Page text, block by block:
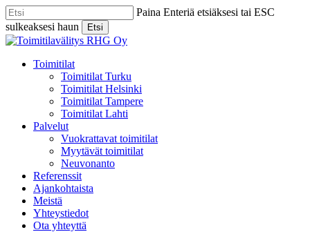
Skip
to
main
content
Paina Enteriä etsiäksesi tai ESC
sulkeaksesi haun
Etsi
Close
Menu
Toimitilat
Toimitilat Turku
Toimitilat Helsinki
Toimitilat Tampere
Toimitilat Lahti
Palvelut
Vuokrattavat toimitilat
Myytävät toimitilat
Neuvonanto
Referenssit
Ajankohtaista
Meistä
Yhteystiedot
Ota yhteyttä